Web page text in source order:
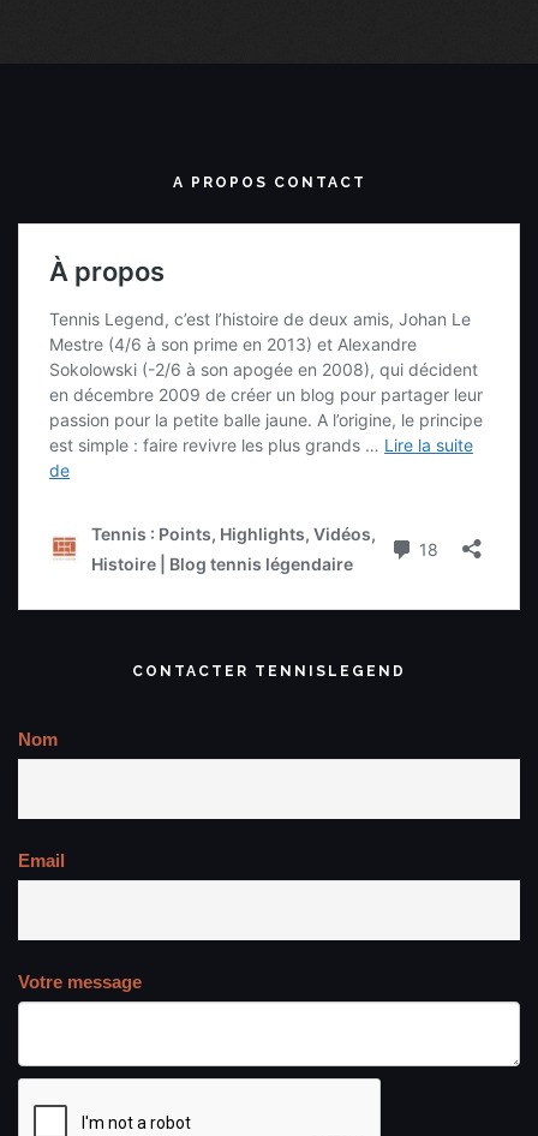
A PROPOS CONTACT
CONTACTER TENNISLEGEND
Nom
Email
Votre message